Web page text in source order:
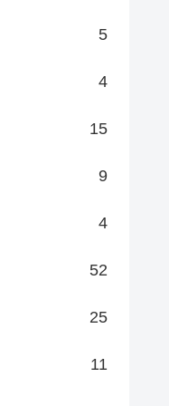
5
4
15
9
4
52
25
11